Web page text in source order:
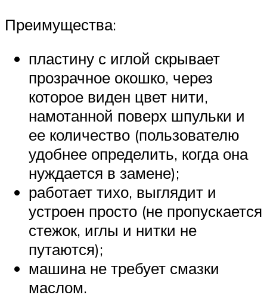
Преимущества:
пластину с иглой скрывает
прозрачное окошко, через
которое виден цвет нити,
намотанной поверх шпульки и
ее количество (пользователю
удобнее определить, когда она
нуждается в замене);
работает тихо, выглядит и
устроен просто (не пропускается
стежок, иглы и нитки не
путаются);
машина не требует смазки
маслом.